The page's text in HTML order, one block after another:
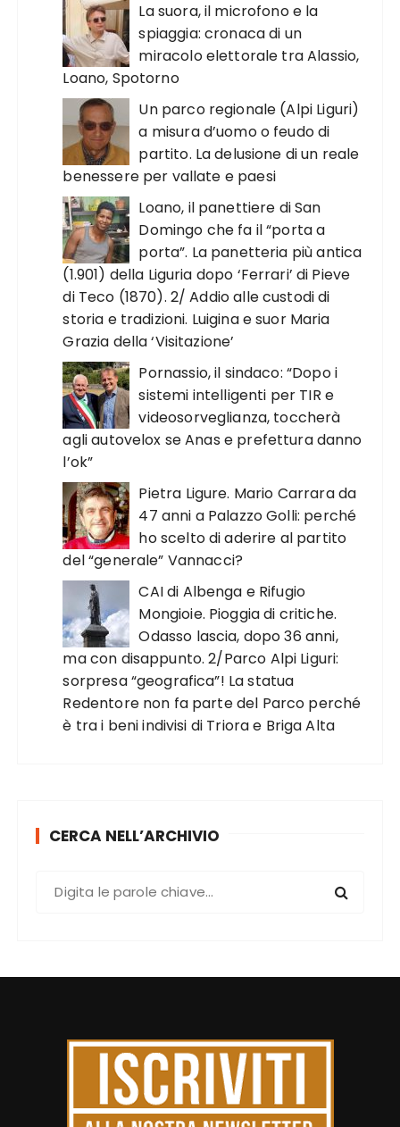
La suora, il microfono e la
spiaggia: cronaca di un
miracolo elettorale tra Alassio,
Loano, Spotorno
Un parco regionale (Alpi Liguri)
a misura d’uomo o feudo di
partito. La delusione di un reale
benessere per vallate e paesi
Loano, il panettiere di San
Domingo che fa il “porta a
porta”. La panetteria più antica
(1.901) della Liguria dopo ‘Ferrari’ di Pieve
di Teco (1870). 2/ Addio alle custodi di
storia e tradizioni. Luigina e suor Maria
Grazia della ‘Visitazione’
Pornassio, il sindaco: “Dopo i
sistemi intelligenti per TIR e
videosorveglianza, toccherà
agli autovelox se Anas e prefettura danno
l’ok”
Pietra Ligure. Mario Carrara da
47 anni a Palazzo Golli: perché
ho scelto di aderire al partito
del “generale” Vannacci?
CAI di Albenga e Rifugio
Mongioie. Pioggia di critiche.
Odasso lascia, dopo 36 anni,
ma con disappunto. 2/Parco Alpi Liguri:
sorpresa “geografica”! La statua
Redentore non fa parte del Parco perché
è tra i beni indivisi di Triora e Briga Alta
CERCA NELL’ARCHIVIO